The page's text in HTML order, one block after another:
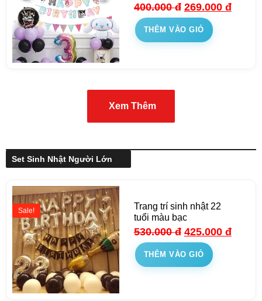
400.000đ 269.000 đ
THÊM VÀO GIỎ
Xem Thêm
Set Sinh Nhật Người Lớn
Sale!
Trang trí sinh nhật 22
tuổi màu bạc
530.000đ 425.000 đ
THÊM VÀO GIỎ